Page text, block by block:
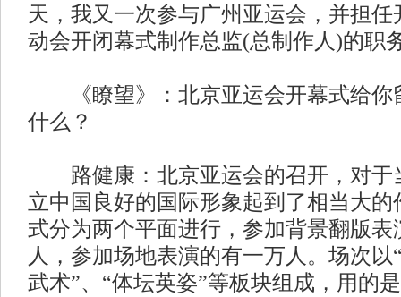
天，我又一次参与广州亚运会，并担
动会开闭幕式制作总监(总制作人)的职
《瞭望》：北京亚运会开幕式给你
什么？
路健康：北京亚运会的召开，对于
立中国良好的国际形象起到了相当大的
式分为两个平面进行，参加背景翻版表
人，参加场地表演的有一万人。场次以
武术”、“体坛英姿”等板块组成，用的